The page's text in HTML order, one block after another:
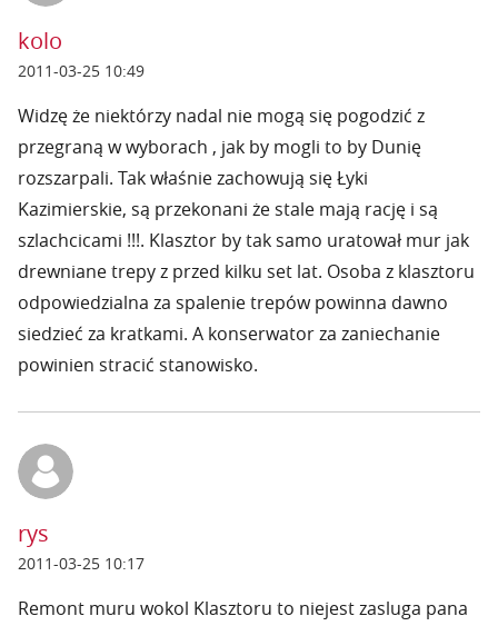
kolo
2011-03-25 10:49
Widzę że niektórzy nadal nie mogą się pogodzić z
przegraną w wyborach , jak by mogli to by Dunię
rozszarpali. Tak właśnie zachowują się Łyki
Kazimierskie, są przekonani że stale mają rację i są
szlachcicami !!!. Klasztor by tak samo uratował mur jak
drewniane trepy z przed kilku set lat. Osoba z klasztoru
odpowiedzialna za spalenie trepów powinna dawno
siedzieć za kratkami. A konserwator za zaniechanie
powinien stracić stanowisko.
rys
2011-03-25 10:17
Remont muru wokol Klasztoru to niejest zasluga pana